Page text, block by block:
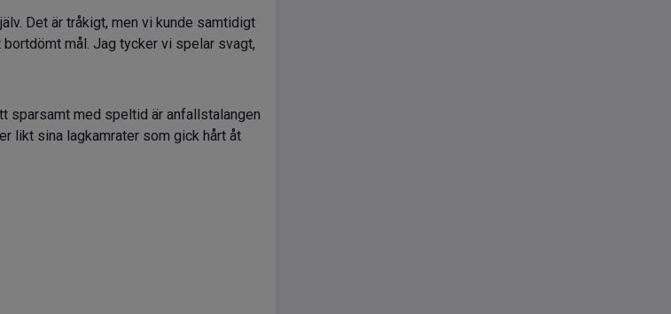
Det är tråkigt, men vi kunde samtidigt
mål. Jag tycker vi spelar svagt,
sparsamt med speltid är anfallstalangen
likt sina lagkamrater som gick hårt åt